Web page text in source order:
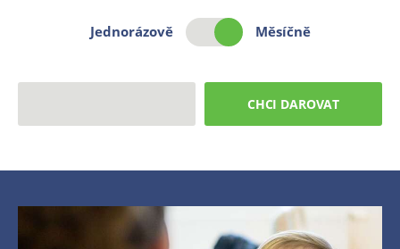
Jednorázově Měsíčně
CHCI DAROVAT